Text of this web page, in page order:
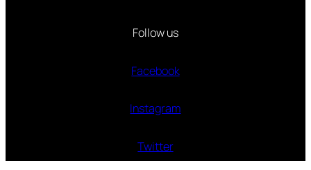
Follow us
Facebook
Instagram
Twitter